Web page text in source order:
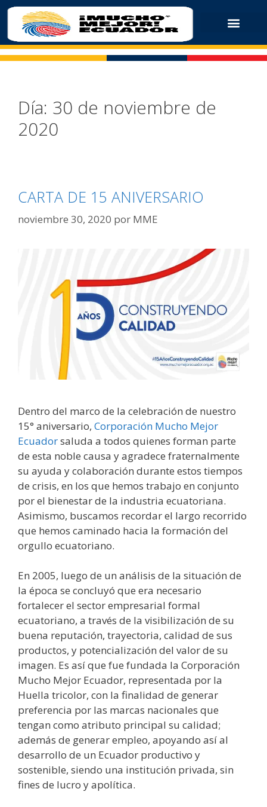
Día: 30 de noviembre de
2020
CARTA DE 15 ANIVERSARIO
noviembre 30, 2020 por MME
Dentro del marco de la celebración de nuestro
15° aniversario, Corporación Mucho Mejor
Ecuadorsaluda a todos quienes forman parte
de esta noble causa y agradece fraternalmente
su ayuda y colaboración durante estos tiempos
de crisis, en los que hemos trabajo en conjunto
por el bienestar de la industria ecuatoriana.
Asimismo, buscamos recordar el largo recorrido
que hemos caminado hacia la formación del
orgullo ecuatoriano.
En 2005, luego de un análisis de la situación de
la época se concluyó que era necesario
fortalecer el sector empresarial formal
ecuatoriano, a través de la visibilización de su
buena reputación, trayectoria, calidad de sus
productos, y potencialización del valor de su
imagen. Es así que fue fundada la Corporación
Mucho Mejor Ecuador, representada por la
Huella tricolor, con la finalidad de generar
preferencia por las marcas nacionales que
tengan como atributo principal su calidad;
además de generar empleo, apoyando así al
desarrollo de un Ecuador productivo y
sostenible, siendo una institución privada, sin
fines de lucro y apolítica.